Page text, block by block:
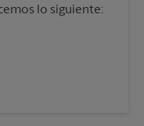
lo siguiente: